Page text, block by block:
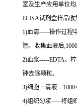
室及生产应用单位均
ELISA试剂盒样品
1)血清-----操作过程
管。收集血液后
2)血浆-----EDTA、
钟去除颗粒。
3)细胞上清液---
4)组织匀浆-----将组